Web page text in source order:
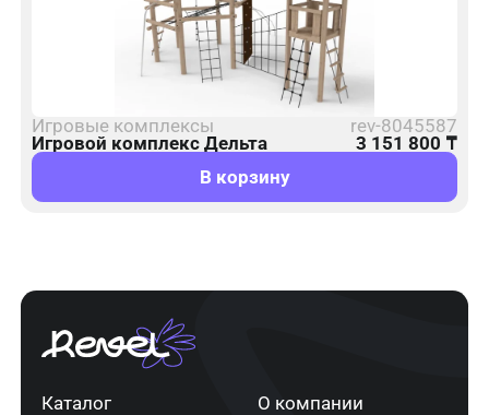
Игровые комплексы
rev-8045587
Игровой комплекс Дельта
3 151 800 ₸
В корзину
Каталог О компании